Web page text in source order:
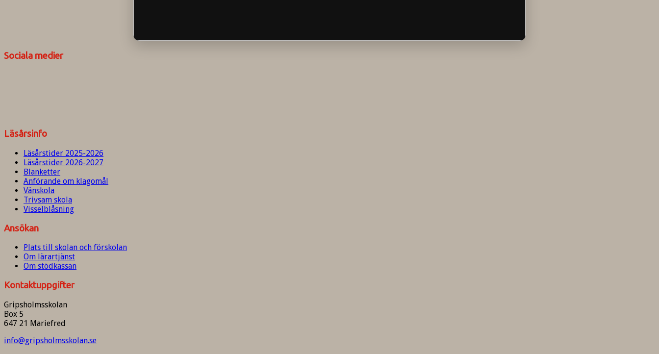
Sociala medier
Läsårsinfo
Läsårstider 2025-2026
Läsårstider 2026-2027
Blanketter
Anförande om klagomål
Vänskola
Trivsam skola
Visselblåsning
Ansökan
Plats till skolan och förskolan
Om lärartjänst
Om stödkassan
Kontaktuppgifter
Gripsholmsskolan
Box 5
647 21 Mariefred
info@gripsholmsskolan.se